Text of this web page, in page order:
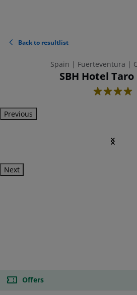
Back to resultlist
Spain | Fuerteventura |
SBH Hotel Taro
4
Previous
Next
Offers